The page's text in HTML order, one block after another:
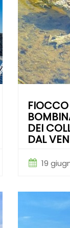
FIOCCO
DEI
DAL
19